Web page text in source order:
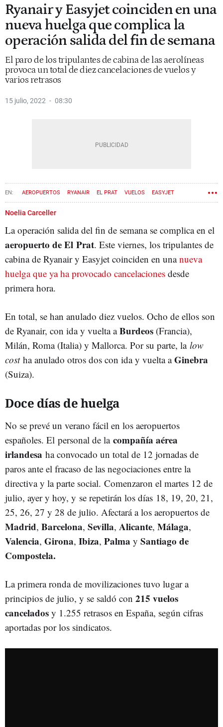
Ryanair y Easyjet coinciden en una
nueva huelga que complica la
operación salida del fin de semana
El paro de los tripulantes de cabina de las aerolíneas
provoca un total de diez cancelaciones de vuelos y
varios retrasos
15 julio, 2022 08:30
AEROPUERTOS RYANAIR EL PRAT VUELOS EASYJET
Noelia Carceller
La operación salida del fin de semana se complica en el
aeropuerto de El Prat. Este viernes, los tripulantes de
cabina de Ryanair y Easyjet coinciden en unanueva
huelga que ya ha provocado cancelaciones desde
primera hora.
En total, se han anulado diez vuelos. Ocho de ellos son
de Ryanair, con ida y vuelta aBurdeos (Francia),
Milán, Roma (Italia) y Mallorca. Por su parte, la low
cost ha anulado otros dos con ida y vuelta aGinebra
(Suiza).
Doce días de huelga
No se prevé un verano fácil en los aeropuertos
españoles. El personal de la compañía aérea
irlandesa ha convocado un total de 12 jornadas de
paros ante el fracaso de las negociaciones entre la
directiva y la parte social. Comenzaron el martes 12 de
julio, ayer y hoy, y se repetirán los días 18, 19, 20, 21,
25, 26, 27 y 28 de julio. Afectará a los aeropuertos de
Madrid, Barcelona, Sevilla, Alicante, Málaga,
Valencia, Girona, Ibiza, Palma y Santiago de
Compostela.
La primera ronda de movilizaciones tuvo lugar a
principios de julio, y se saldó con 215 vuelos
cancelados y 1.255 retrasos en España, según cifras
aportadas por los sindicatos.